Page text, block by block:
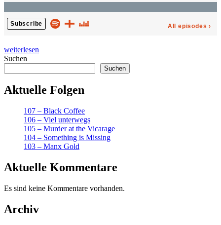
„18
–
Coming
of
Mr.
weiterlesen
Suchen
Suchen
Aktuelle Folgen
107 – Black Coffee
106 – Viel unterwegs
105 – Murder at the Vicarage
104 – Something is Missing
103 – Manx Gold
Aktuelle Kommentare
Es sind keine Kommentare vorhanden.
Archiv